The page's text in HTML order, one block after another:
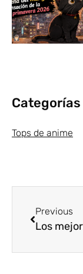
Categorías
Tops de anime
Previous